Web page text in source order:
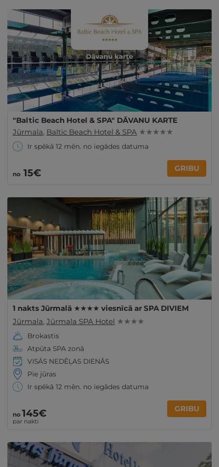
"Baltic Beach Hotel & SPA" DĀVANU KARTE
Jūrmala, Baltic Beach Hotel & SPA ★ ★ ★ ★ ★
Ir spēkā 12 mēn. no iegādes datuma
no 15€ GRIBU
1 nakts Jūrmalā ★★★★ viesnīcā ar SPA DIVIEM
Jūrmala, Jūrmala SPA Hotel ★ ★ ★ ★
Brokastis
Atpūta SPA zonā
VISĀS NEDĒĻAS DIENĀS
Pie jūras
Ir spēkā 12 mēn. no iegādes datuma
no 145€
par nakti
GRIBU